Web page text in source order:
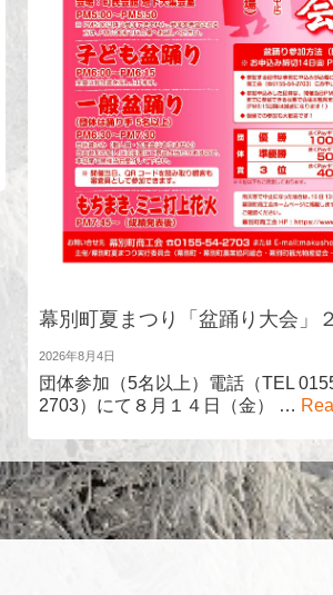
幕別町夏まつり「盆踊り大会」
2026年8月4日
団体参加（5名以上）電話（TEL
2703）にて８月１４日（金） …